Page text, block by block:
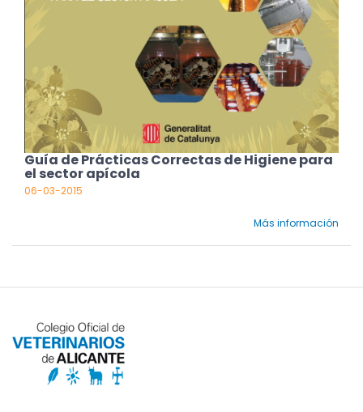
Guía de Prácticas Correctas de Higiene para
el sector apícola
06-03-2015
Más información